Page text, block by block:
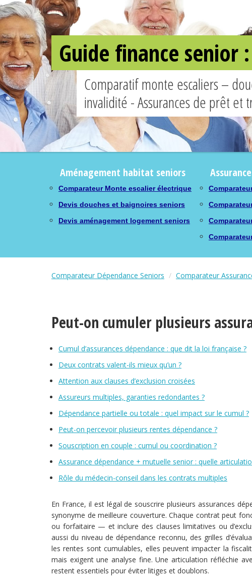
Guide finance senior
Comparatif monte escaliers –
invalidité - Assurances de prêt et
Aménagement habitat seniors
Comparateur Monte escalier électrique
Devis douches et baignoires seniors
Devis aménagement logement seniors
Comparateur Dépendance Seniors Comparateur
Peut-on cumuler plusieurs
Cumul d’assurances dépendance : que dit la loi française ?
Deux contrats valent-ils mieux qu’un ?
Attention aux clauses d’exclusion croisées
Assureurs multiples, garanties redondantes ?
Dépendance partielle ou totale : quel impact sur le cumul ?
Peut-on percevoir plusieurs rentes dépendance ?
Souscription en couple : cumul ou coordination ?
Assurance dépendance + mutuelle senior : quelle
Rôle du médecin-conseil dans les contrats multiples
En France, il est légal de souscrire plusieurs assurances
synonyme de meilleure couverture. Chaque contrat peut
ou forfaitaire — et inclure des clauses limitatives ou
aussi du niveau de dépendance reconnu, des grilles
les rentes sont cumulables, elles peuvent impacter la
mais exigent une analyse fine. Une articulation réfléchie
restent essentiels pour éviter litiges et doublons.